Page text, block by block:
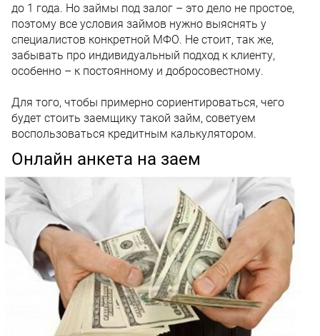
до 1 года. Но займы под залог – это дело не простое,
поэтому все условия займов нужно выяснять у
специалистов конкретной МФО. Не стоит, так же,
забывать про индивидуальный подход к клиенту,
особенно – к постоянному и добросовестному.
Для того, чтобы примерно сориентироваться, чего
будет стоить заемщику такой займ, советуем
воспользоваться кредитным калькулятором.
Онлайн анкета на заем